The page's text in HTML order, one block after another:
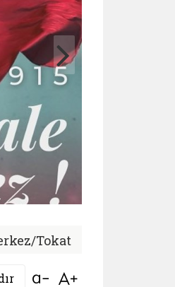
Tokat
Bağlantıyı aç